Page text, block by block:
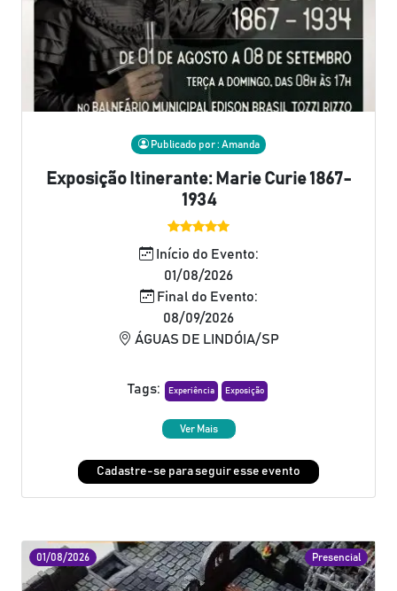
Publicado por : Amanda
Exposição Itinerante: Marie Curie 1867-
1934
Início do Evento:
01/08/2026
Final do Evento:
08/09/2026
ÁGUAS DE LINDÓIA/SP
Tags: Experiência Exposição
Ver Mais
Cadastre-se para seguir esse evento
Presencial
01/08/2026